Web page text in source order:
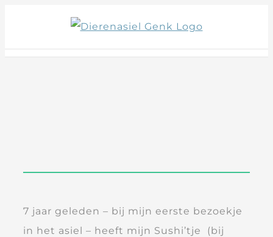
content
7 jaar geleden – bij mijn eerste bezoekje
in het asiel – heeft mijn Sushi’tje (bij